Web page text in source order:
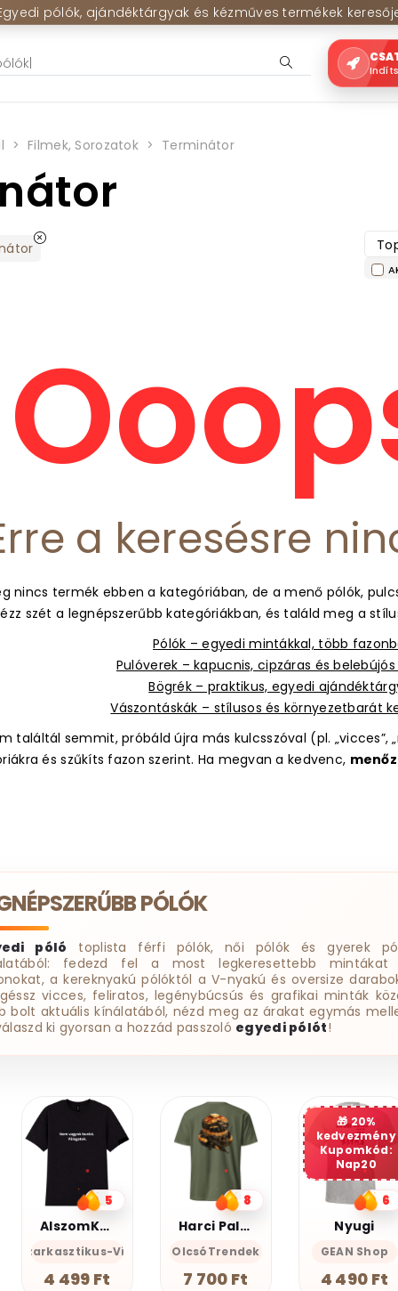
pólók, ajándéktárgyak és kézműves termékek
Filmek, Sorozatok Terminátor
a keresésre
nincs termék ebben a kategóriában, de a menő pólók,
szét a legnépszerűbb kategóriákban, és találd meg a
Pólók – egyedi mintákkal, több
Pulóverek – kapucnis, cipzáras és
Bögrék – praktikus, egyedi
Vászontáskák – stílusos és környezetbarát
találtál semmit, próbáld újra más kulcsszóval (pl. „vicces”,
és szűkíts fazon szerint. Ha megvan a kedvenc,
PÓLÓK
póló toplista férfi pólók, női pólók és gyerek
fedezd fel a most legkeresettebb mintákat
a kereknyakú pólóktól a V-nyakú és oversize
vicces, feliratos, legénybúcsús és grafikai minták
bolt aktuális kínálatából, nézd meg az árakat egymás
ki gyorsan a hozzád passzoló egyedi pólót!
Önazonos
8
Harci Palacsinta - Grafikus Unisex Póló
OlcsóTrendek
7 700 Ft
20%
kedvezmény
Kupomkód:
Nap20
6
Nyugi
GEAN Shop
4 490 Ft
3
AlszomKöszi- Szarkasztikus-
4 499 Ft